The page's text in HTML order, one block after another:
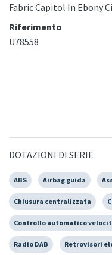
Fabric Capitol In Ebony
Riferimento
U78558
DOTAZIONI DI SERIE
ABS Airbag guida
Chiusura centralizzata
Controllo automatico
Radio DAB Retrovisori